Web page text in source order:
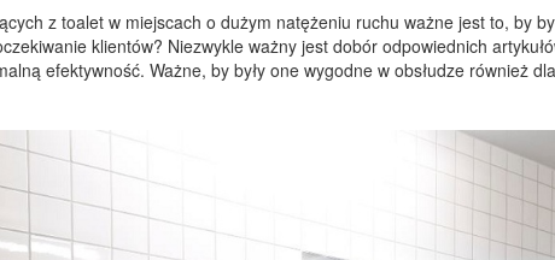
z toalet w miejscach o dużym natężeniu ruchu ważne jest to, by
klientów? Niezwykle ważny jest dobór odpowiednich
efektywność. Ważne, by były one wygodne w obsłudze również